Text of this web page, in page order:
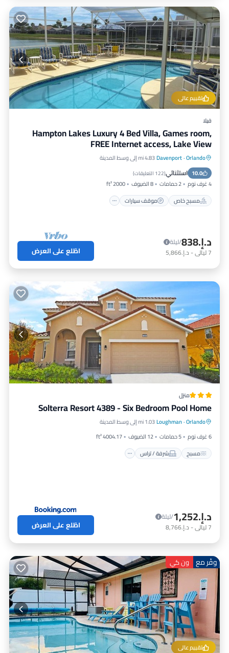
تقييم عالي
فيلا
Hampton Lakes Luxury 4 Bed Villa, Games room,
FREE Internet access, Lake View
Orlando
·
Davenport4.83 mi إلى وسط المدينة
10.0 استثنائي(122 التعليقات )
4 غرف نوم 2 حمامات 8 الضيوف
2000 ft²
مسبح خاص
موقف سيارات
مسبح خاص موقف سيارات
إطلالة على المحيط
د.إ.‏838
/ليلة
7ليالي- د.إ.‏5,866 اطّلع على العرض
منزل
Solterra Resort 4389 - Six Bedroom Pool Home
Orlando
·
Loughman1.03 mi إلى وسط المدينة
6 غرف نوم
5 حمامات 12 الضيوف
4004.17 ft²
مسبح
شرفة / تراس
مسبح شرفة / تراس
مناسب للأطفال
غسيل ملابس
د.إ.‏1,252
/ليلة
7ليالي- د.إ.‏8,766 اطّلع على العرض
تقييم عالي
وفّر مع ون كي